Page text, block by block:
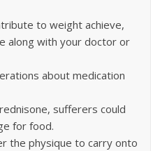
to weight achieve,
along with your doctor or
about medication
sufferers could
for food.
the physique to carry onto